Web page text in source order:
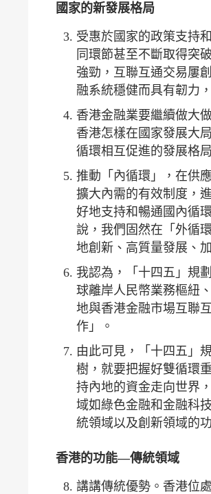
國家的新發展格局
受惠於國家的政策支持
同環節甚至不斷取得突
強勁，互聯互通交易屢
融系統穩健而具有韌力
香港金融業要繼續做大
香港怎樣在國家發展大
循環相互促進的發展格局
推動「內循環」，在供
擴大內需的有效制度，
好地支持和暢通國內循
說，我們固然在「外循
地創新、高質量發展、
我認為，「十四五」規
球離岸人民幣業務樞紐
地與香港金融市場互聯
作」。
由此可見，「十四五」
樹，就要把握好雙循環
持內地的資金走向世界
域如綠色金融和金融科
統領域以及創新領域的
香港的功能—傳統領域
講講傳統優勢。香港位